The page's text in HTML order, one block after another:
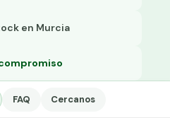
en Murcia
FAQ Cercanos